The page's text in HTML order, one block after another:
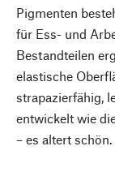
Pigmenten
für Ess- und
Bestandteilen
elastische
strapazierfähig,
entwickelt wie
– es altert schön.